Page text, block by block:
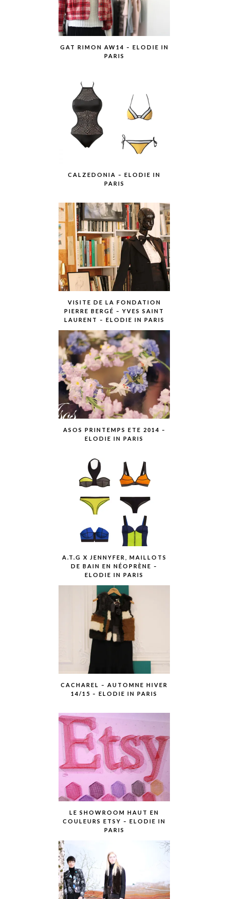
GAT RIMON AW14 – ELODIE IN
PARIS
CALZEDONIA – ELODIE IN
PARIS
VISITE DE LA FONDATION
PIERRE BERGÉ – YVES SAINT
LAURENT – ELODIE IN PARIS
ASOS PRINTEMPS ETE 2014 –
ELODIE IN PARIS
A.T.G X JENNYFER, MAILLOTS
DE BAIN EN NÉOPRÈNE –
ELODIE IN PARIS
CACHAREL – AUTOMNE HIVER
14/15 – ELODIE IN PARIS
LE SHOWROOM HAUT EN
COULEURS ETSY – ELODIE IN
PARIS